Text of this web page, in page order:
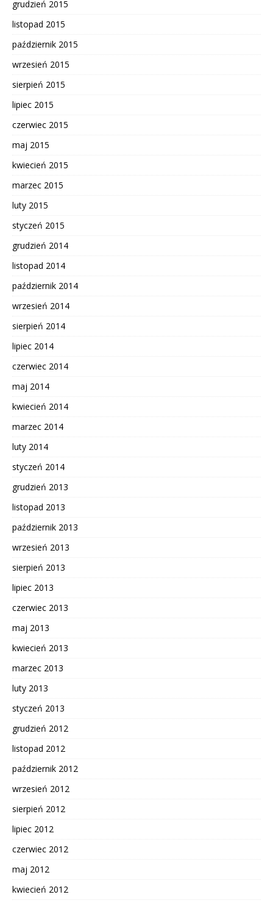
grudzień 2015
listopad 2015
październik 2015
wrzesień 2015
sierpień 2015
lipiec 2015
czerwiec 2015
maj 2015
kwiecień 2015
marzec 2015
luty 2015
styczeń 2015
grudzień 2014
listopad 2014
październik 2014
wrzesień 2014
sierpień 2014
lipiec 2014
czerwiec 2014
maj 2014
kwiecień 2014
marzec 2014
luty 2014
styczeń 2014
grudzień 2013
listopad 2013
październik 2013
wrzesień 2013
sierpień 2013
lipiec 2013
czerwiec 2013
maj 2013
kwiecień 2013
marzec 2013
luty 2013
styczeń 2013
grudzień 2012
listopad 2012
październik 2012
wrzesień 2012
sierpień 2012
lipiec 2012
czerwiec 2012
maj 2012
kwiecień 2012